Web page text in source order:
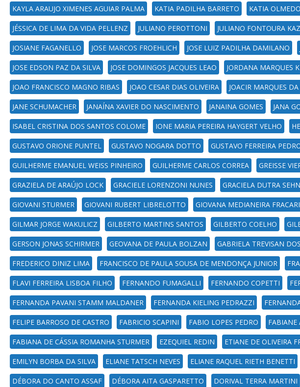
KAYLA ARAUJO XIMENES AGUIAR PALMA KATIA PADILHA BARRETO KATIA
JÉSSICA DE LIMA DA VIDA PELLENZ JULIANO PEROTTONI JULIANO FONTOURA
JOSIANE FAGANELLO JOSE MARCOS FROEHLICH JOSE LUIZ PADILHA DAMILANO
JOSE EDSON PAZ DA SILVA JOSE DOMINGOS JACQUES LEAO JORDANA MARQUES
JOAO FRANCISCO MAGNO RIBAS JOAO CESAR DIAS OLIVEIRA JOACIR MARQUES
JANE SCHUMACHER JANAÍNA XAVIER DO NASCIMENTO JANAINA GOMES JANA
ISABEL CRISTINA DOS SANTOS COLOME IONE MARIA PEREIRA HAYGERT VELHO
GUSTAVO ORIONE PUNTEL GUSTAVO NOGARA DOTTO GUSTAVO FERREIRA
GUILHERME EMANUEL WEISS PINHEIRO GUILHERME CARLOS CORREA GREISSE
GRAZIELA DE ARAÚJO LOCK GRACIELE LORENZONI NUNES GRACIELA DUTRA
GIOVANI STURMER GIOVANI RUBERT LIBRELOTTO GIOVANA MEDIANEIRA
GILMAR JORGE WAKULICZ GILBERTO MARTINS SANTOS GILBERTO COELHO
GERSON JONAS SCHIRMER GEOVANA DE PAULA BOLZAN GABRIELA TREVISAN
FREDERICO DINIZ LIMA FRANCISCO DE PAULA SOUSA DE MENDONÇA JUNIOR
FLAVI FERREIRA LISBOA FILHO FERNANDO FUMAGALLI FERNANDO COPETTI
FERNANDA PAVANI STAMM MALDANER FERNANDA KIELING PEDRAZZI
FELIPE BARROSO DE CASTRO FABRICIO SCAPINI FABIO LOPES PEDRO FABIANE
FABIANA DE CÁSSIA ROMANHA STURMER EZEQUIEL REDIN ETIANE DE OLIVEIRA
EMILYN BORBA DA SILVA ELIANE TATSCH NEVES ELIANE RAQUEL RIETH BENETTI
DÉBORA DO CANTO ASSAF DÉBORA AITA GASPARETTO DORIVAL TERRA MARTINI